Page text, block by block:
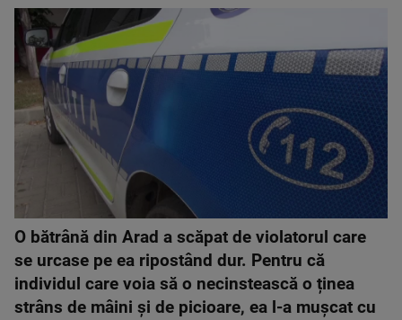
O bătrână din Arad a scăpat de violatorul care
se urcase pe ea ripostând dur. Pentru că
individul care voia să o necinstească o ținea
strâns de mâini și de picioare, ea l-a mușcat cu